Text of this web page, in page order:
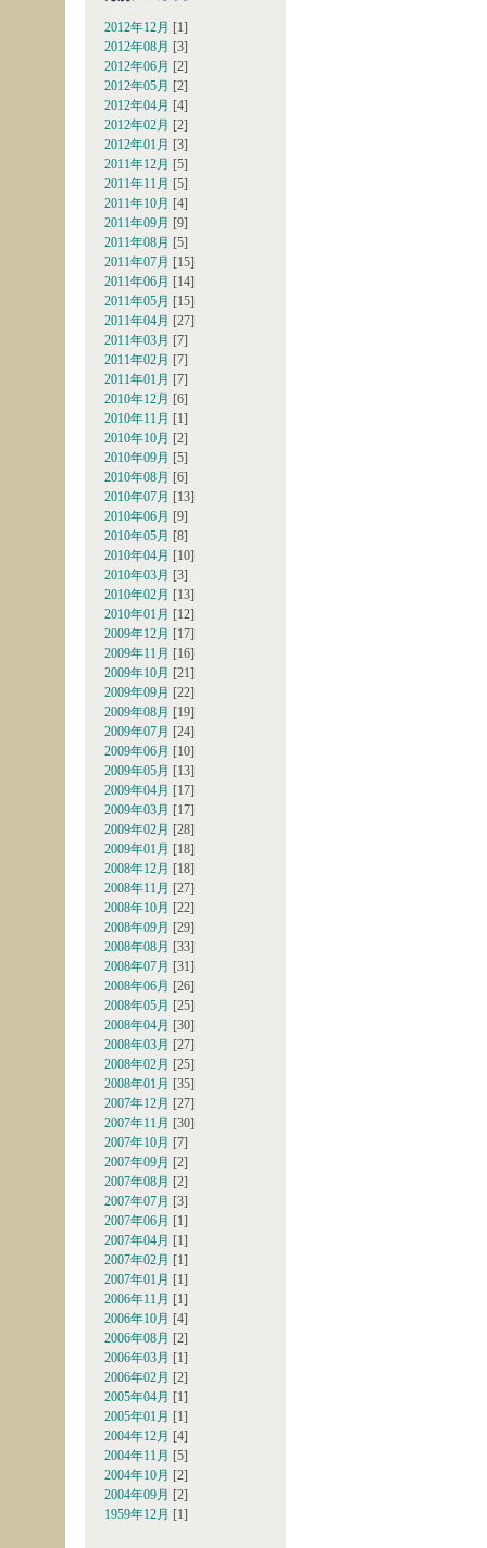
2012年12月 [1]
2012年08月 [3]
2012年06月 [2]
2012年05月 [2]
2012年04月 [4]
2012年02月 [2]
2012年01月 [3]
2011年12月 [5]
2011年11月 [5]
2011年10月 [4]
2011年09月 [9]
2011年08月 [5]
2011年07月 [15]
2011年06月 [14]
2011年05月 [15]
2011年04月 [27]
2011年03月 [7]
2011年02月 [7]
2011年01月 [7]
2010年12月 [6]
2010年11月 [1]
2010年10月 [2]
2010年09月 [5]
2010年08月 [6]
2010年07月 [13]
2010年06月 [9]
2010年05月 [8]
2010年04月 [10]
2010年03月 [3]
2010年02月 [13]
2010年01月 [12]
2009年12月 [17]
2009年11月 [16]
2009年10月 [21]
2009年09月 [22]
2009年08月 [19]
2009年07月 [24]
2009年06月 [10]
2009年05月 [13]
2009年04月 [17]
2009年03月 [17]
2009年02月 [28]
2009年01月 [18]
2008年12月 [18]
2008年11月 [27]
2008年10月 [22]
2008年09月 [29]
2008年08月 [33]
2008年07月 [31]
2008年06月 [26]
2008年05月 [25]
2008年04月 [30]
2008年03月 [27]
2008年02月 [25]
2008年01月 [35]
2007年12月 [27]
2007年11月 [30]
2007年10月 [7]
2007年09月 [2]
2007年08月 [2]
2007年07月 [3]
2007年06月 [1]
2007年04月 [1]
2007年02月 [1]
2007年01月 [1]
2006年11月 [1]
2006年10月 [4]
2006年08月 [2]
2006年03月 [1]
2006年02月 [2]
2005年04月 [1]
2005年01月 [1]
2004年12月 [4]
2004年11月 [5]
2004年10月 [2]
2004年09月 [2]
1959年12月 [1]